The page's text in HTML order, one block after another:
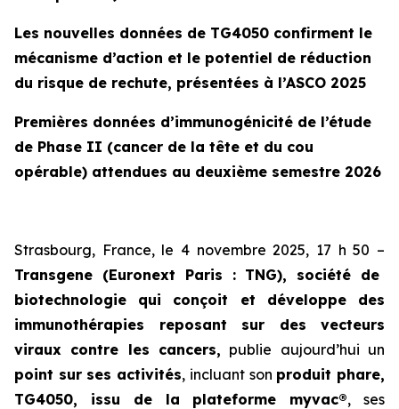
Les nouvelles données de TG4050 confirment le
mécanisme d’action et le potentiel de réduction
du risque de rechute, présentées à l’ASCO 2025
Premières données d’immunogénicité de l’étude
de Phase II (cancer de la tête et du cou
opérable) attendues au deuxième semestre 2026
Strasbourg, France, le 4 novembre 2025, 17 h 50 –
Transgene (Euronext Paris : TNG), société de
biotechnologie qui conçoit et développe des
immunothérapies reposant sur des vecteurs
viraux contre les cancers, publie aujourd’hui un
point sur ses activités, incluant son produit phare,
TG4050, issu de la plateforme myvac®, ses